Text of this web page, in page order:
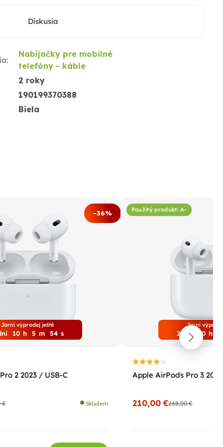
Diskusia
:
Nabíjačky pre mobilné
telefóny - káble
2 roky
190199370388
Biela
-36%
Jarní výprodej ještě
10 h 5 m 53 s
2 2023 / USB-C
€ Skladem
Použitý produkt: A-
Jarní
2 dni 10 h
Apple AirPods Pro 3
268,00 €
210,00 €